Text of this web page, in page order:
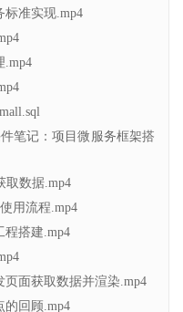
标准实现.mp4
.mp4
笔记：项目微服务框架搭
取数据.mp4
用流程.mp4
程搭建.mp4
页面获取数据并渲染.mp4
的回顾.mp4